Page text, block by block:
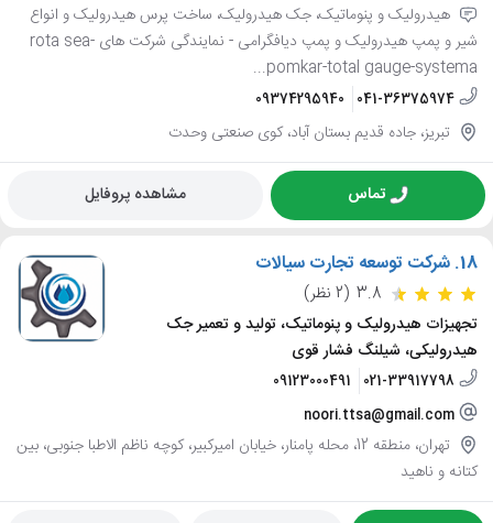
هیدرولیک و پنوماتیک، جک هیدرولیک، ساخت پرس هیدرولیک و انواع
شیر و پمپ هیدرولیک و پمپ دیافگرامی - نمایندگی شرکت های rota sea-
pomkar-total gauge-systema...
041-36375974
09374295940
تبریز، جاده قدیم بستان آباد، کوی صنعتی وحدت
تماس مشاهده پروفایل
18. شرکت توسعه تجارت سیالات
3.8 (2 نظر)
تجهیزات هیدرولیک و پنوماتیک، تولید و تعمیر جک
هیدرولیکی، شیلنگ فشار قوی
021-33917798
09123000491
noori.ttsa@gmail.com
تهران، منطقه 12، محله پامنار، خیابان امیرکبیر، کوچه ناظم الاطبا جنوبی، بین
کتانه و ناهید